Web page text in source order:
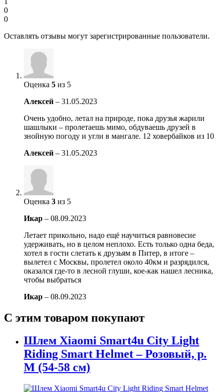
0
0
Оставлять отзывы могут зарегистрированные пользователи.
Оценка 5 из 5
Алексей – 31.05.2023
Очень удобно, летал на природе, пока друзья жарили
шашлыки – пролетаешь мимо, обдуваешь друзей в
знойную погоду и угли в мангале. 12 ховербайков из 10
Алексей – 31.05.2023
Оценка 3 из 5
Икар – 08.09.2023
Летает прикольно, надо ещё научиться равновесие
удерживать, но в целом неплохо. Есть только одна беда,
хотел в гости слетать к друзьям в Питер, в итоге –
вылетел с Москвы, пролетел около 40км и разрядился,
оказался где-то в лесной глуши, кое-как нашел лесника,
чтобы выбраться
Икар – 08.09.2023
С этим товаром покупают
Шлем Xiaomi Smart4u City Light
Riding Smart Helmet – Розовый, р.
M (54-58 см)